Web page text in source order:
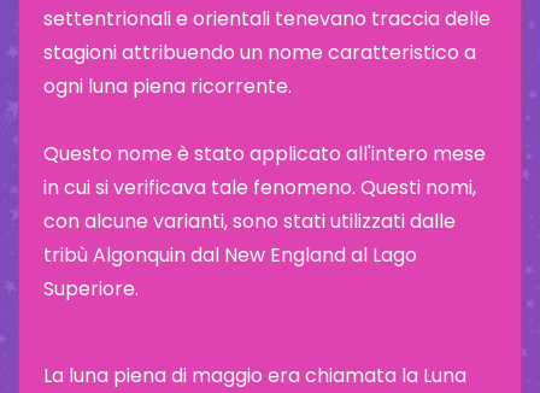
settentrionali e orientali tenevano traccia delle
stagioni attribuendo un nome caratteristico a
ogni luna piena ricorrente.
Questo nome è stato applicato all'intero mese
in cui si verificava tale fenomeno. Questi nomi,
con alcune varianti, sono stati utilizzati dalle
tribù Algonquin dal New England al Lago
Superiore.
La luna piena di maggio era chiamata la Luna